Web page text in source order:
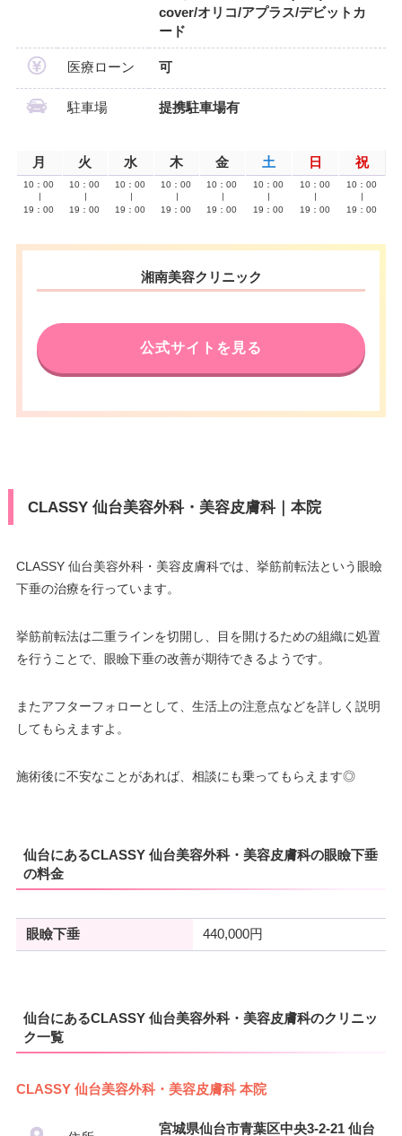
cover/オリコ/アプラス/デビットカ
ード
医療ローン 可
駐車場 提携駐車場有
月 火 水 木 金 土 日 祝
10：00
19：00
10：00
19：00
10：00
19：00
10：00
19：00
10：00
19：00
10：00
19：00
10：00
19：00
10：00
19：00
湘南美容クリニック
公式サイトを見る
CLASSY 仙台美容外科・美容皮膚科｜本院
CLASSY 仙台美容外科・美容皮膚科では、挙筋前転法という眼瞼
下垂の治療を行っています。
挙筋前転法は二重ラインを切開し、目を開けるための組織に処置
を行うことで、眼瞼下垂の改善が期待できるようです。
またアフターフォローとして、生活上の注意点などを詳しく説明
してもらえますよ。
施術後に不安なことがあれば、相談にも乗ってもらえます◎
仙台にあるCLASSY 仙台美容外科・美容皮膚科の眼瞼下垂
の料金
眼瞼下垂 440,000円
仙台にあるCLASSY 仙台美容外科・美容皮膚科のクリニッ
ク一覧
CLASSY 仙台美容外科・美容皮膚科 本院
宮城県仙台市青葉区中央3-2-21 仙台